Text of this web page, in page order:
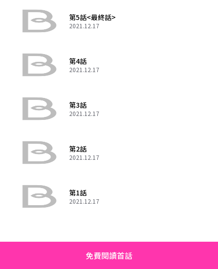
第5話<最終話>
2021.12.17
第4話
2021.12.17
第3話
2021.12.17
第2話
2021.12.17
第1話
2021.12.17
免費閱讀首話